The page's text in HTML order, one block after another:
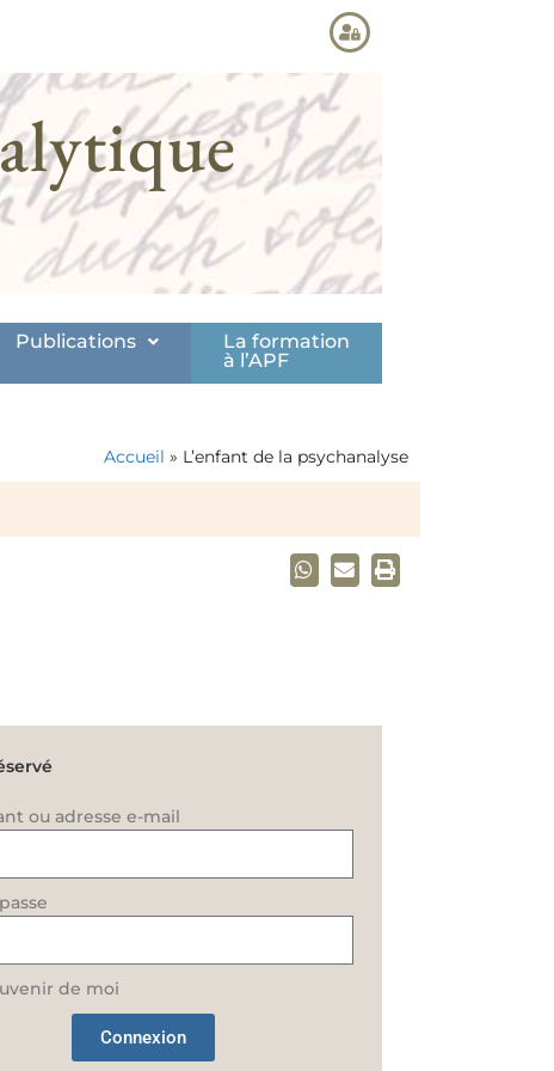
Publications
La formation
à l’APF
Accueil » L’enfant de la psychanalyse
ou adresse e-mail
de moi
Connexion